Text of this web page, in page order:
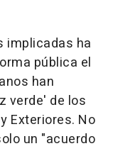
implicadas ha
pública el
han
verde' de los
Exteriores. No
un "acuerdo